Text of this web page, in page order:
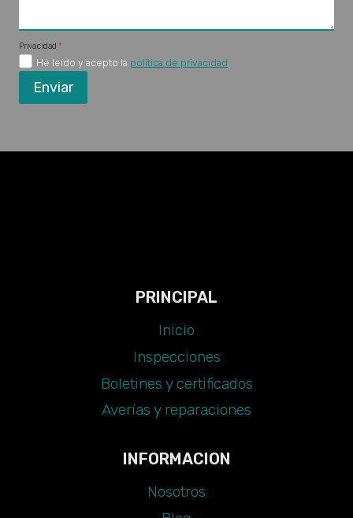
Privacidad *
He leído y acepto la política de privacidad
Enviar
PRINCIPAL
Inicio
Inspecciones
Boletines y certificados
Averías y reparaciones
INFORMACION
Nosotros